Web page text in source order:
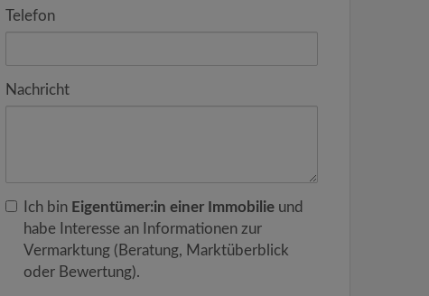
Telefon
Nachricht
Ich bin Eigentümer:in einer Immobilie und
habe Interesse an Informationen zur
Vermarktung (Beratung, Marktüberblick
oder Bewertung).